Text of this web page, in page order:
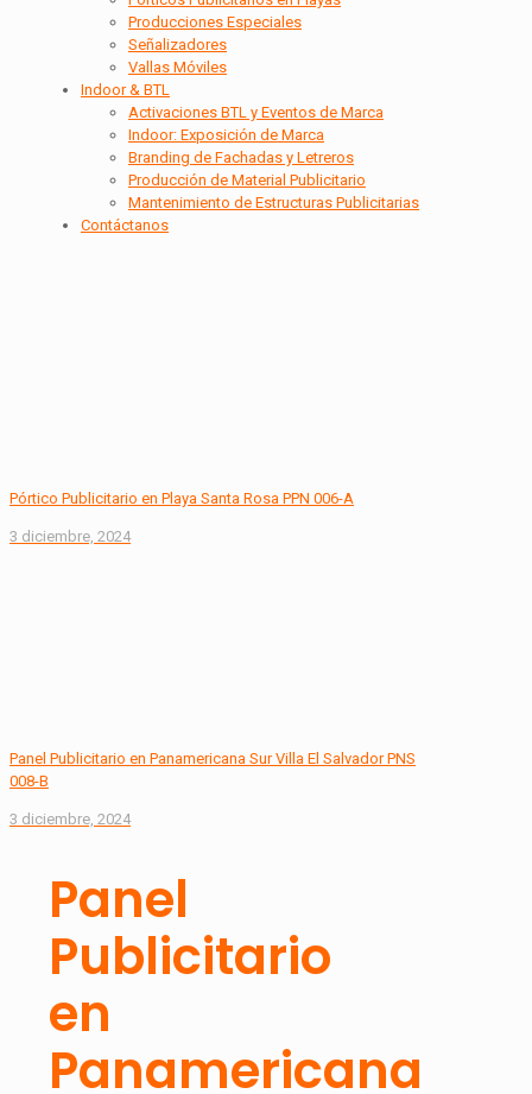
Producciones Especiales
Señalizadores
Vallas Móviles
Indoor & BTL
Activaciones BTL y Eventos de Marca
Indoor: Exposición de Marca
Branding de Fachadas y Letreros
Producción de Material Publicitario
Mantenimiento de Estructuras Publicitarias
Contáctanos
Pórtico Publicitario en Playa Santa Rosa PPN 006-A
3 diciembre, 2024
Panel Publicitario en Panamericana Sur Villa El Salvador PNS
008-B
3 diciembre, 2024
Panel
Publicitario
en
Panamericana